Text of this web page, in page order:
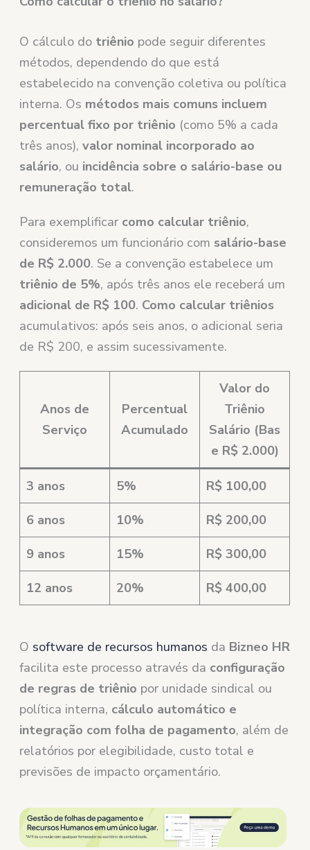
O cálculo do triênio pode seguir diferentes
métodos, dependendo do que está
estabelecido na convenção coletiva ou política
interna. Os métodos mais comuns incluem
percentual fixo por triênio (como 5% a cada
três anos),valor nominal incorporado ao
salário, ou incidência sobre o salário-base ou
remuneração total.
Para exemplificar como calcular triênio,
consideremos um funcionário com salário-base
de R$ 2.000. Se a convenção estabelece um
triênio de 5%, após três anos ele receberá um
adicional de R$ 100. Como calcular triênios
acumulativos: após seis anos, o adicional seria
de R$ 200, e assim sucessivamente.
Anos de
Serviço
Percentual
Acumulado
Valor do
Triênio
Salário (Bas
e R$ 2.000)
3 anos 5% R$ 100,00
6 anos 10% R$ 200,00
9 anos 15% R$ 300,00
12 anos 20% R$ 400,00
O software de recursos humanos da Bizneo HR
facilita este processo através da configuração
de regras de triênio por unidade sindical ou
política interna, cálculo automático e
integração com folha de pagamento, além de
relatórios por elegibilidade, custo total e
previsões de impacto orçamentário.